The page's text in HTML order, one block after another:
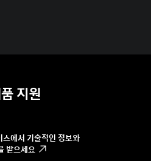
지원
에서 기술적인 정보와
받으세요